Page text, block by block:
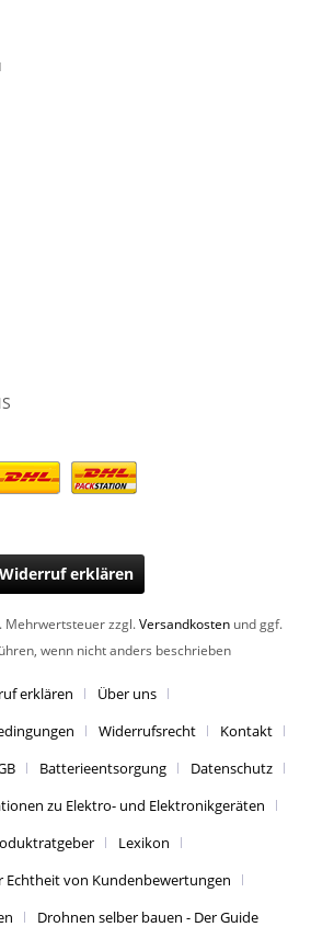
Widerruf erklären
Mehrwertsteuer zzgl.Versandkosten und ggf.
wenn nicht anders beschrieben
erklären
Über uns
Widerrufsrecht
Kontakt
Batterieentsorgung
Datenschutz
zu Elektro- und Elektronikgeräten
Lexikon
von Kundenbewertungen
Drohnen selber bauen - Der Guide